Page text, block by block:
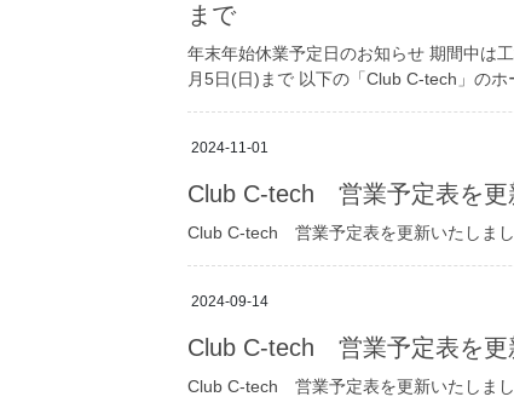
まで
年末年始休業予定日のお知らせ 期間中は
月5日(日)まで 以下の「Club C-tech」の
2024-11-01
Club C-tech 営業予定表を更
Club C-tech 営業予定表を更新いたしまし
2024-09-14
Club C-tech 営業予定表を更
Club C-tech 営業予定表を更新いたしまし